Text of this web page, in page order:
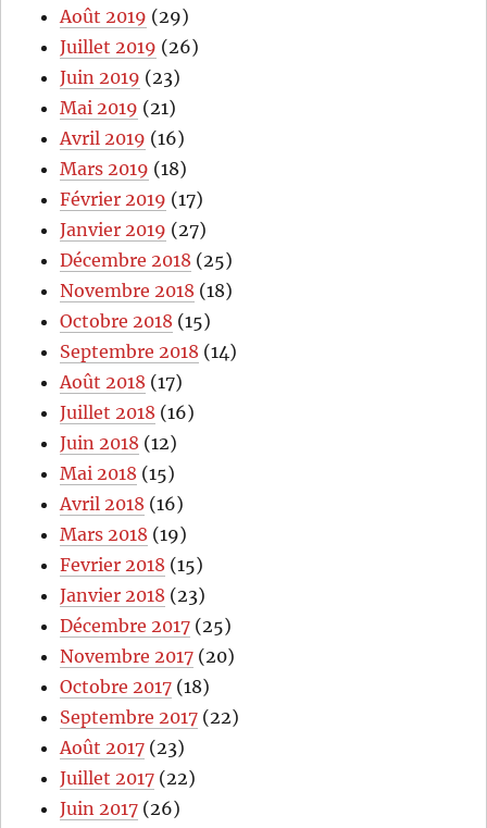
Août 2019 (29)
Juillet 2019 (26)
Juin 2019 (23)
Mai 2019 (21)
Avril 2019 (16)
Mars 2019 (18)
Février 2019 (17)
Janvier 2019 (27)
Décembre 2018 (25)
Novembre 2018 (18)
Octobre 2018 (15)
Septembre 2018 (14)
Août 2018 (17)
Juillet 2018 (16)
Juin 2018 (12)
Mai 2018 (15)
Avril 2018 (16)
Mars 2018 (19)
Fevrier 2018 (15)
Janvier 2018 (23)
Décembre 2017 (25)
Novembre 2017 (20)
Octobre 2017 (18)
Septembre 2017 (22)
Août 2017 (23)
Juillet 2017 (22)
Juin 2017 (26)